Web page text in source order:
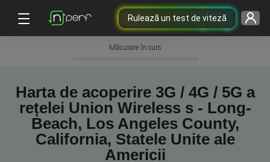
Rulează un test de viteză
Măsurare în curs
Harta de acoperire 3G / 4G / 5G a
rețelei Union Wireless s - Long-
Beach, Los Angeles County,
California, Statele Unite ale
Americii